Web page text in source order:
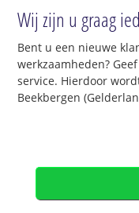
Wij zijn u graag
Bent u een nieuwe
werkzaamheden?
service. Hierdoor
Beekbergen